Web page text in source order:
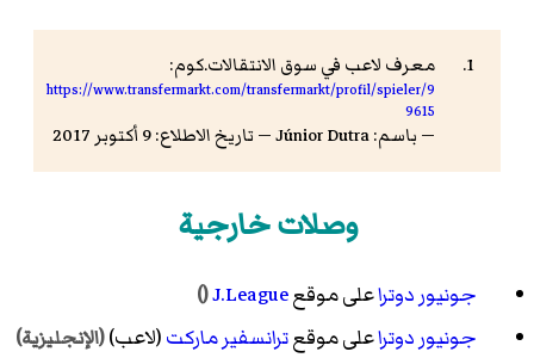
معرف لاعب في سوق الانتقالات.كوم:
https://www.transfermarkt.com/transfermarkt/profil/spieler/9
9615
— باسم: Júnior Dutra — تاريخ الاطلاع: 9 أكتوبر 2017
وصلات خارجية
جونيور دوتراعلى موقعJ.League
()
جونيور دوتراعلى موقعترانسفير ماركت(لاعب)(الإنجليزية)